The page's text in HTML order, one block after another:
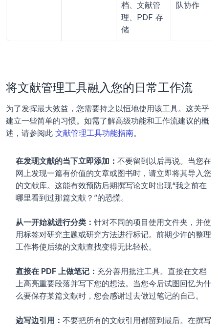
档、文献管
理、PDF 存
储
队协作
将文献管理工具融入您的日常工作流
为了发挥最大效益，您需要持之以恒地使用该工具。这关乎
建立一些简单的习惯。如需了解高级功能和工作流建议的概
述，请参阅此 文献管理工具功能指南。
在发现文献的当下立即添加： 不要留到以后再说。当您在
网上发现一篇有价值的文章或图书时，请立即将其导入您
的文献库。这能有效预防后期撰写论文时出现“我之前在
哪里看到过那篇文献？”的恐慌。
从一开始就进行分类： 针对不同的项目使用文件夹，并使
用标签对研究主题或研究方法进行标记。前期少许的整理
工作将使后续的文献查找变得无比轻松。
直接在 PDF 上做笔记： 充分善用批注工具。直接在文档
上高亮重要段落并写下您的想法。当您今后试图回忆为什
么要保存某篇文献时，您会感谢过去做过笔记的自己。
边写边引用： 不要把所有的文献引用都留到最后。在撰写